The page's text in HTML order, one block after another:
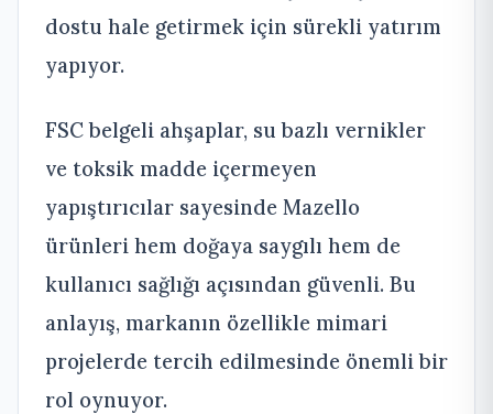
dostu hale getirmek için sürekli yatırım
yapıyor.
FSC belgeli ahşaplar, su bazlı vernikler
ve toksik madde içermeyen
yapıştırıcılar sayesinde Mazello
ürünleri hem doğaya saygılı hem de
kullanıcı sağlığı açısından güvenli. Bu
anlayış, markanın özellikle mimari
projelerde tercih edilmesinde önemli bir
rol oynuyor.